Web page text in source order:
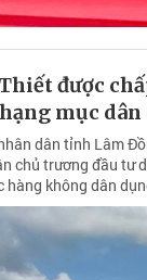
được
mục
dân tỉnh Lâm
chủ trương đầu tư
hàng không dân